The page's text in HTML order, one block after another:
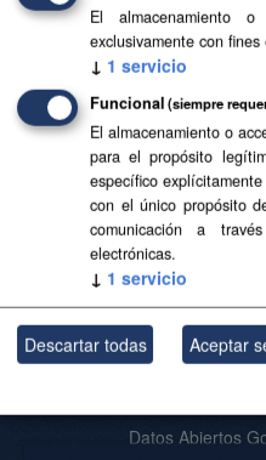
Islas y municipios
Delimitaciones territoriales
límites reflejados carecen
GeoJSON SVG
Usted también puede acceder a
API Docs ).
Datos Abiertos
El almacenamiento
exclusivamente con
↓ 1 servicio
Funcional (siempre
El almacenamiento o
para el propósito
específico
con el único propósito
comunicación a
electrónicas.
↓ 1 servicio
Descartar todas Aceptar